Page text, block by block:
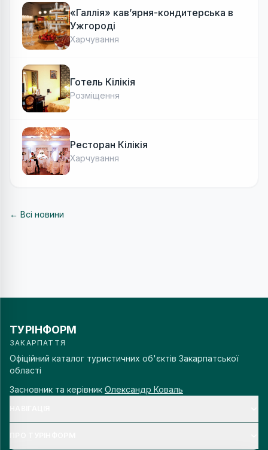
«Галлія» кав’ярня-кондитерська в
Ужгороді
Харчування
Готель Кілікія
Розміщення
Ресторан Кілікія
Харчування
← Всі новини
ТУРІНФОРМ
ЗАКАРПАТТЯ
Офіційний каталог туристичних об'єктів Закарпатської
області
Засновник та керівник Олександр Коваль